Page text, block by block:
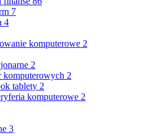
7
4
komputerowe 2
2
komputerowych 2
tablety 2
komputerowe 2
3